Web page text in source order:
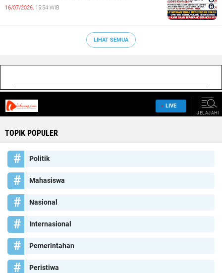
16/07/2026, 15:54 WIB
LIHAT SEMUA
TOPIK POPULER
Politik
Mahasiswa
Nasional
Internasional
Pemerintahan
Peristiwa